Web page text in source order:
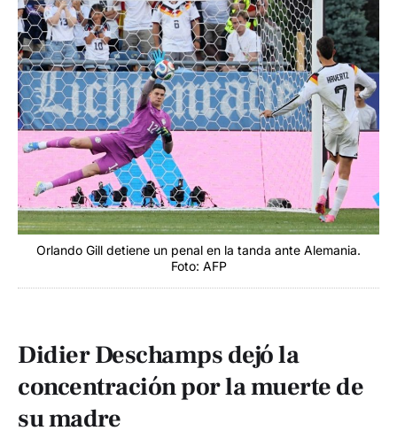
Orlando Gill detiene un penal en la tanda ante Alemania.
Foto: AFP
Didier Deschamps dejó la
concentración por la muerte de
su madre